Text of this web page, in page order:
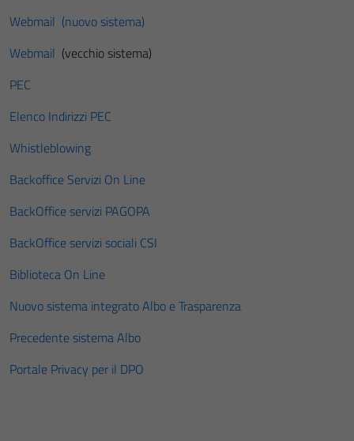
Webmail (nuovo sistema)
Webmail (vecchio sistema)
PEC
Elenco Indirizzi PEC
Whistleblowing
Backoffice Servizi On Line
BackOffice servizi PAGOPA
BackOffice servizi sociali CSI
Biblioteca On Line
Nuovo sistema integrato Albo e Trasparenza
Precedente sistema Albo
Portale Privacy per il DPO